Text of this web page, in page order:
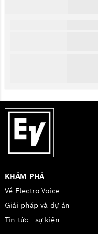
KHÁM PHÁ
Về Electro-Voice
Giải pháp và dự án
Tin tức - sự kiện